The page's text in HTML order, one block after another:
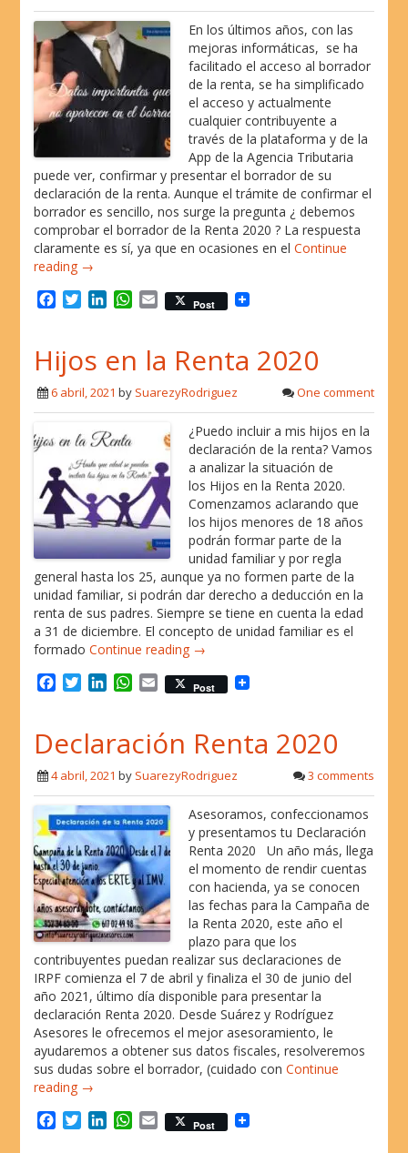
En los últimos años, con las
mejoras informáticas, se ha
facilitado el acceso al borrador
de la renta, se ha simplificado
el acceso y actualmente
cualquier contribuyente a
través de la plataforma y de la
App de la Agencia Tributaria
puede ver, confirmar y presentar el borrador de su
declaración de la renta. Aunque el trámite de confirmar el
borrador es sencillo, nos surge la pregunta ¿ debemos
comprobar el borrador de la Renta 2020 ? La respuesta
claramente es sí, ya que en ocasiones en elContinue
reading →
e
b
o
o
T
t
t
e
r
k
e
d
I
n
W
t
s
A
p
E
i
l
Post
Hijos en la Renta 2020
6 abril, 2021 by SuarezyRodriguez One comment
¿Puedo incluir a mis hijos en la
declaración de la renta? Vamos
a analizar la situación de
los Hijos en la Renta 2020.
Comenzamos aclarando que
los hijos menores de 18 años
podrán formar parte de la
unidad familiar y por regla
general hasta los 25, aunque ya no formen parte de la
unidad familiar, si podrán dar derecho a deducción en la
renta de sus padres. Siempre se tiene en cuenta la edad
a 31 de diciembre. El concepto de unidad familiar es el
formadoContinue reading →
e
b
o
o
k
T
t
t
e
r
k
e
d
I
n
W
t
s
A
p
p
E
i
l
Post
Declaración Renta 2020
4 abril, 2021 by SuarezyRodriguez 3 comments
Asesoramos, confeccionamos
y presentamos tu Declaración
Renta 2020 Un año más, llega
el momento de rendir cuentas
con hacienda, ya se conocen
las fechas para la Campaña de
la Renta 2020, este año el
plazo para que los
contribuyentes puedan realizar sus declaraciones de
IRPF comienza el 7 de abril y finaliza el 30 de junio del
año 2021, último día disponible para presentar la
declaración Renta 2020. Desde Suárez y Rodríguez
Asesores le ofrecemos el mejor asesoramiento, le
ayudaremos a obtener sus datos fiscales, resolveremos
sus dudas sobre el borrador, (cuidado conContinue
reading →
T
W
E
Post